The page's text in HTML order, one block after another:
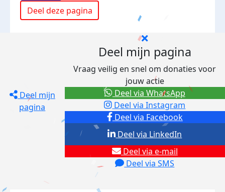
Deel deze pagina
Deel mijn
pagina
Deel mijn pagina
Vraag veilig en snel om donaties voor
jouw actie
Deel via Facebook
Deel via Instagram
Deel via e-mail
Deel via SMS
Deel via LinkedIn
Deel via WhatsApp